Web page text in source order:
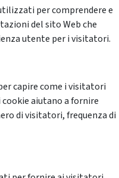
per comprendere e
del sito Web che
utente per i visitatori.
capire come i visitatori
aiutano a fornire
di visitatori, frequenza di